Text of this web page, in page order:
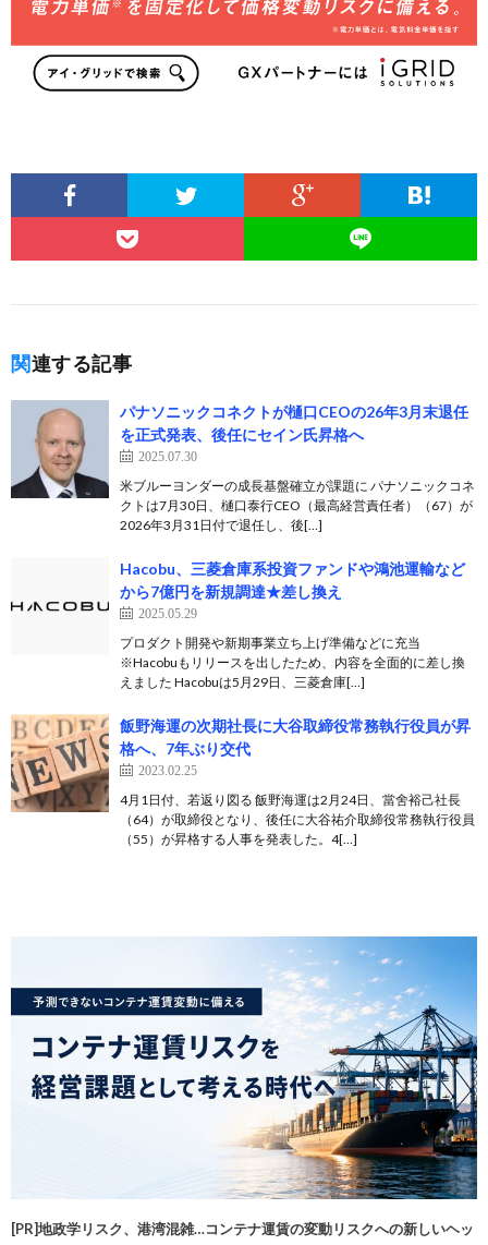
関連する記事
パナソニックコネクトが樋口CEOの26年3月末退任
を正式発表、後任にセイン氏昇格へ
2025.07.30
米ブルーヨンダーの成長基盤確立が課題に パナソニックコネ
クトは7月30日、樋口泰行CEO（最高経営責任者）（67）が
2026年3月31日付で退任し、後[…]
Hacobu、三菱倉庫系投資ファンドや鴻池運輸など
から7億円を新規調達★差し換え
2025.05.29
プロダクト開発や新期事業立ち上げ準備などに充当
※Hacobuもリリースを出したため、内容を全面的に差し換
えました Hacobuは5月29日、三菱倉庫[…]
飯野海運の次期社長に大谷取締役常務執行役員が昇
格へ、7年ぶり交代
2023.02.25
4月1日付、若返り図る 飯野海運は2月24日、當舍裕己社長
（64）が取締役となり、後任に大谷祐介取締役常務執行役員
（55）が昇格する人事を発表した。4[…]
[PR]地政学リスク、港湾混雑…コンテナ運賃の変動リスクへの新しいヘッ